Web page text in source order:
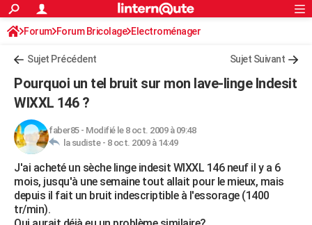
ACTUALITÉS
Politique
Société
Faits Divers
Education
Monde
Villes
+
Programme TV
TNTStreaming
Cinéma
Sorties cinéma
Musique
+FINANCE
Retraite
Impôts
Epargne
Immobilier
Risques naturels par ville
Banque
Assurance
Crédit
AUTO
Essais
Réserver un essai
Citadines
Berlines
SUV
Forum auto
HIGH-TECH
Mobiles
Meilleur smartphone
Internet
Ordinateurs
Jeux vidéo
Guide high-tech
+BRICOLAGE
Forum
Aménagement intérieur
Extérieur
Cuisine
Salle de bains
Jardinage
Rangement
WEEK-END
S'inscrire
Connexion
Forum Forum Bricolage Electroménager
Sujet Précédent Sujet Suivant
Pourquoi un tel bruit sur mon lave-linge Indesit
WIXXL 146 ?
faber85- Modifié le 8 oct. 2009 à 09:48
la sudiste - 8 oct. 2009 à 14:49
J'ai acheté un sèche linge indesit WIXXL 146 neuf il y a 6
mois, jusqu'à une semaine tout allait pour le mieux, mais
depuis il fait un bruit indescriptible à l'essorage (1400
tr/min).